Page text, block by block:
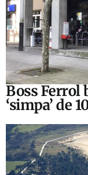
Boss Ferrol
‘simpa’ de